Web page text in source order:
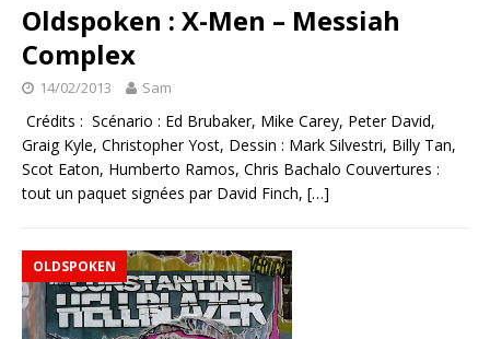
Oldspoken : X-Men – Messiah
Complex
14/02/2013 Sam
Crédits : Scénario : Ed Brubaker, Mike Carey, Peter David,
Graig Kyle, Christopher Yost, Dessin : Mark Silvestri, Billy Tan,
Scot Eaton, Humberto Ramos, Chris Bachalo Couvertures :
tout un paquet signées par David Finch, […]
OLDSPOKEN